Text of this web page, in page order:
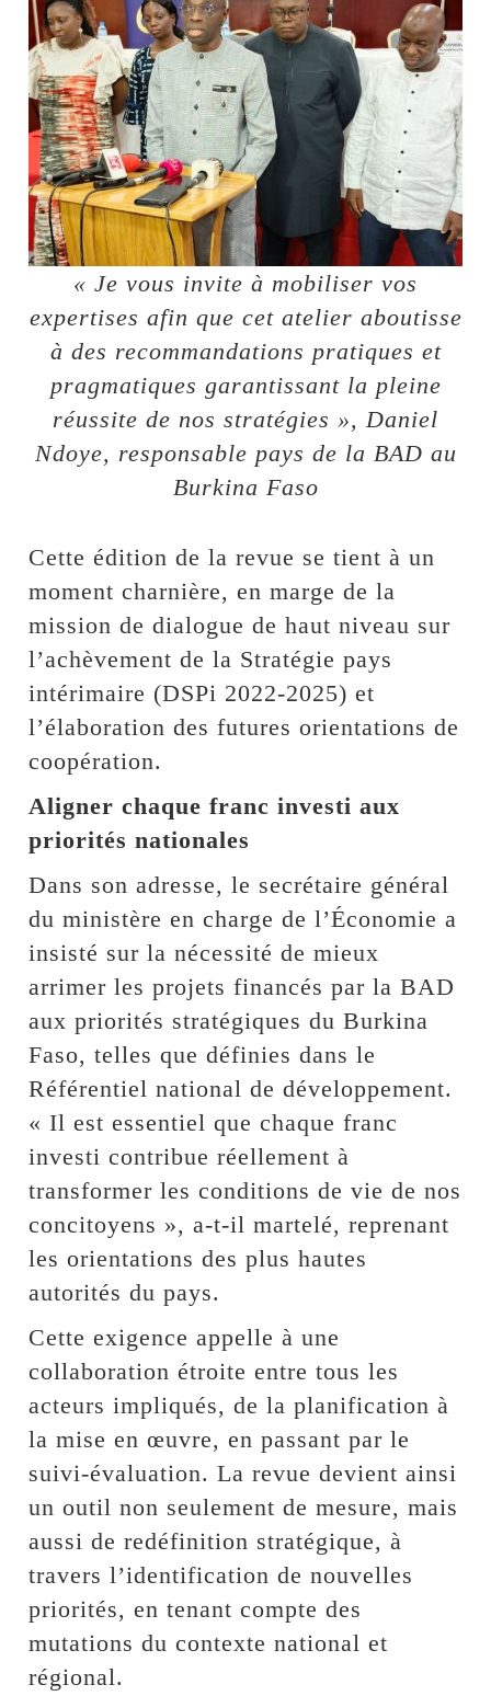
« Je vous invite à mobiliser vos
expertises afin que cet atelier aboutisse
à des recommandations pratiques et
pragmatiques garantissant la pleine
réussite de nos stratégies », Daniel
Ndoye, responsable pays de la BAD au
Burkina Faso
Cette édition de la revue se tient à un
moment charnière, en marge de la
mission de dialogue de haut niveau sur
l’achèvement de la Stratégie pays
intérimaire (DSPi 2022-2025) et
l’élaboration des futures orientations de
coopération.
Aligner chaque franc investi aux
priorités nationales
Dans son adresse, le secrétaire général
du ministère en charge de l’Économie a
insisté sur la nécessité de mieux
arrimer les projets financés par la BAD
aux priorités stratégiques du Burkina
Faso, telles que définies dans le
Référentiel national de développement.
« Il est essentiel que chaque franc
investi contribue réellement à
transformer les conditions de vie de nos
concitoyens », a-t-il martelé, reprenant
les orientations des plus hautes
autorités du pays.
Cette exigence appelle à une
collaboration étroite entre tous les
acteurs impliqués, de la planification à
la mise en œuvre, en passant par le
suivi-évaluation. La revue devient ainsi
un outil non seulement de mesure, mais
aussi de redéfinition stratégique, à
travers l’identification de nouvelles
priorités, en tenant compte des
mutations du contexte national et
régional.